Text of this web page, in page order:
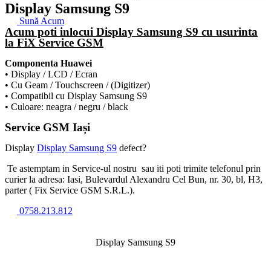
Display Samsung S9
Sună Acum
Acum poti inlocui Display Samsung S9 cu usurinta
la FiX Service GSM
Componenta Huawei
• Display / LCD / Ecran
• Cu Geam / Touchscreen / (Digitizer)
• Compatibil cu Display Samsung S9
• Culoare: neagra / negru / black
Service GSM Iași
Display Display Samsung S9 defect?
Te astemptam in Service-ul nostru sau iti poti trimite telefonul prin
curier la adresa: Iasi, Bulevardul Alexandru Cel Bun, nr. 30, bl, H3,
parter ( Fix Service GSM S.R.L.).
0758.213.812
Display Samsung S9